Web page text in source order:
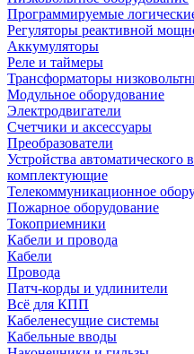
Программируемые
Регуляторы реактивной
Аккумуляторы
Реле и таймеры
Трансформаторы
Модульное оборудование
Электродвигатели
Счетчики и аксессуары
Преобразователи
Устройства автоматического
комплектующие
Телекоммуникационное
Пожарное оборудование
Токоприемники
Кабели и провода
Кабели
Провода
Патч-корды и удлинители
Всё для КПП
Кабеленесущие системы
Кабельные вводы